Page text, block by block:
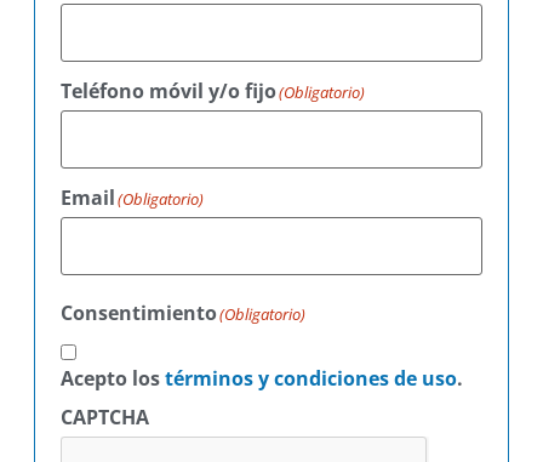
Teléfono móvil y/o fijo(Obligatorio)
Email(Obligatorio)
Consentimiento(Obligatorio)
Acepto lostérminos y condiciones de uso.
CAPTCHA